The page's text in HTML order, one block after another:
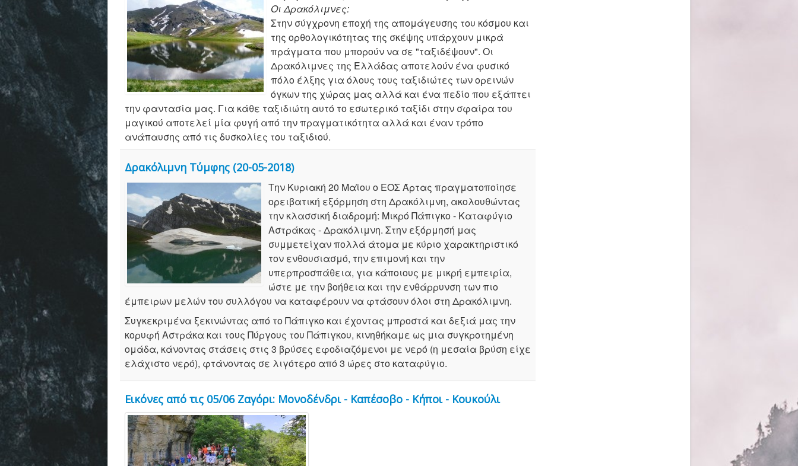
Οι Δρακόλιμνες:
Στην σύγχρονη εποχή της απομάγευσης του κόσμου και
της ορθολογικότητας της σκέψης υπάρχουν μικρά
πράγματα που μπορούν να σε "ταξιδέψουν". Οι
Δρακόλιμνες της Ελλάδας αποτελούν ένα φυσικό
πόλο έλξης για όλους τους ταξιδιώτες των ορεινών
όγκων της χώρας μας αλλά και ένα πεδίο που εξάπτει
την φαντασία μας. Για κάθε ταξιδιώτη αυτό το εσωτερικό ταξίδι στην σφαίρα του
μαγικού αποτελεί μία φυγή από την πραγματικότητα αλλά και έναν τρόπο
ανάπαυσης από τις δυσκολίες του ταξιδιού.
Δρακόλιμνη Τύμφης (20-05-2018)
Την Κυριακή 20 Μαϊου ο ΕΟΣ Άρτας πραγματοποίησε
ορειβατική εξόρμηση στη Δρακόλιμνη, ακολουθώντας
την κλασσική διαδρομή: Μικρό Πάπιγκο - Καταφύγιο
Αστράκας - Δρακόλιμνη. Στην εξόρμησή μας
συμμετείχαν πολλά άτομα με κύριο χαρακτηριστικό
τον ενθουσιασμό, την επιμονή και την
υπερπροσπάθεια, για κάποιους με μικρή εμπειρία,
ώστε με την βοήθεια και την ενθάρρυνση των πιο
έμπειρων μελών του συλλόγου να καταφέρουν να φτάσουν όλοι στη Δρακόλιμνη.
Συγκεκριμένα ξεκινώντας από το Πάπιγκο και έχοντας μπροστά και δεξιά μας την
κορυφή Αστράκα και τους Πύργους του Πάπιγκου, κινηθήκαμε ως μια συγκροτημένη
ομάδα, κάνοντας στάσεις στις 3 βρύσες εφοδιαζόμενοι με νερό (η μεσαία βρύση είχε
ελάχιστο νερό), φτάνοντας σε λιγότερο από 3 ώρες στο καταφύγιο.
Εικόνες από τις 05/06 Ζαγόρι: Μονοδένδρι - Καπέσοβο - Κήποι - Κουκούλι